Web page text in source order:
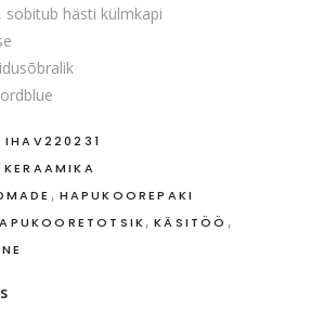
sobitub hästi külmkapi
IHAV220231
KERAAMIKA
, HAPUKOOREPAKI
,KÄSITÖÖ ,